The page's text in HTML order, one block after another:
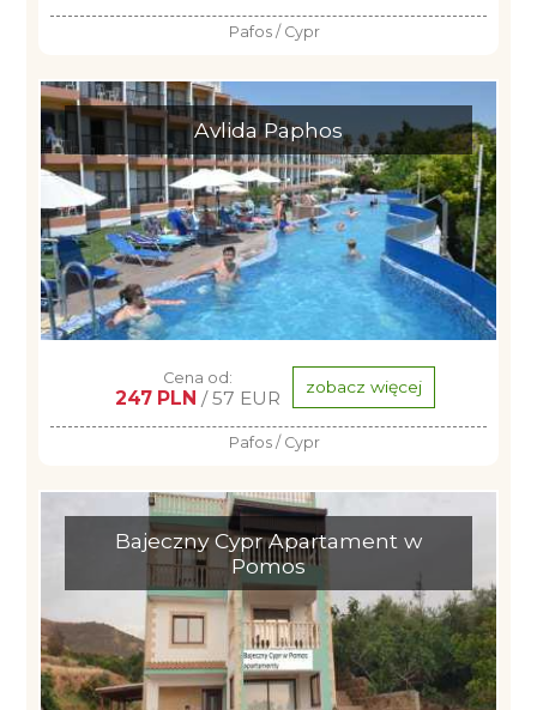
Pafos / Cypr
Avlida Paphos
Cena od:
247 PLN / 57 EUR zobacz więcej
Pafos / Cypr
Bajeczny Cypr Apartament w
Pomos